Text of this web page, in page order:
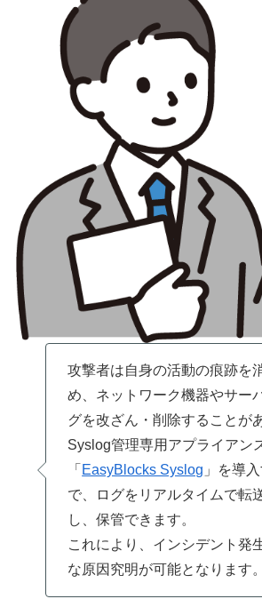
攻撃者は自身の活動の痕跡を
め、ネットワーク機器やサー
グを改ざん・削除することが
Syslog管理専用アプライアン
「 EasyBlocks Syslog 」を導
で、ログをリアルタイムで転
し、保管できます。
これにより、インシデント発
な原因究明が可能となります。